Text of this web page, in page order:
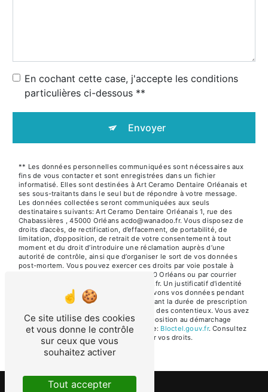
En cochant cette case, j'accepte les conditions
particulières ci-dessous **
Envoyer
** Les données personnelles communiquées sont nécessaires aux
fins de vous contacter et sont enregistrées dans un fichier
informatisé. Elles sont destinées à Art Ceramo Dentaire Orléanais et
ses sous-traitants dans le seul but de répondre à votre message.
Les données collectées seront communiquées aux seuls
destinataires suivants: Art Ceramo Dentaire Orléanais 1, rue des
Chabassières , 45000 Orléans acdo@wanadoo.fr. Vous disposez de
droits d’accès, de rectification, d’effacement, de portabilité, de
limitation, d’opposition, de retrait de votre consentement à tout
moment et du droit d’introduire une réclamation auprès d’une
autorité de contrôle, ainsi que d’organiser le sort de vos données
post-mortem. Vous pouvez exercer ces droits par voie postale à
l'adresse 1, rue des Chabassières , 45000 Orléans ou par courrier
électronique à l'adresse acdo@wanadoo.fr. Un justificatif d'identité
pourra vous être demandé. Nous conservons vos données pendant
la période de prise de contact puis pendant la durée de prescription
légale aux fins probatoires et de gestion des contentieux. Vous avez
le droit de vous inscrire sur la liste d'opposition au démarchage
téléphonique, disponible à cette adresse:
Bloctel.gouv.fr. Consultez
le site cnil.fr pour plus d’informations sur vos droits.
Ce site utilise des cookies
et vous donne le contrôle
sur ceux que vous
souhaitez activer
Tout accepter